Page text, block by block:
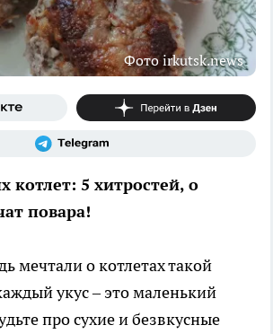
Фото irkutsk.news
котлет: 5 хитростей, о
повара!
мечтали о котлетах такой
укус – это маленький
про сухие и безвкусные